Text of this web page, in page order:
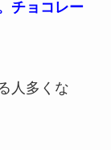
チョコレー
人多くな